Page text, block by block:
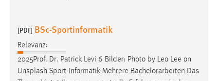
[PDF] BSc-Sportinformatik
Relevanz:
2025Prof. Dr. Patrick Levi 6 Bilder: Photo by Leo Lee on
Unsplash Sport-Informatik Mehrere Bachelorarbeiten Das
Wird benötigt um die Chatfunktion nutzen zu können.
Cookie Laufzeit:
MibewSessionID, mibew-chat-frame-style-
5e9dbeb1811c0446 = Sitzungslaufzeit, mibew_locale = 3